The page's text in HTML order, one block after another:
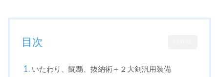
目次
いたわり、闘覇、抜納術＋２大剣汎用装備